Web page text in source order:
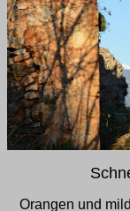
Orangen und